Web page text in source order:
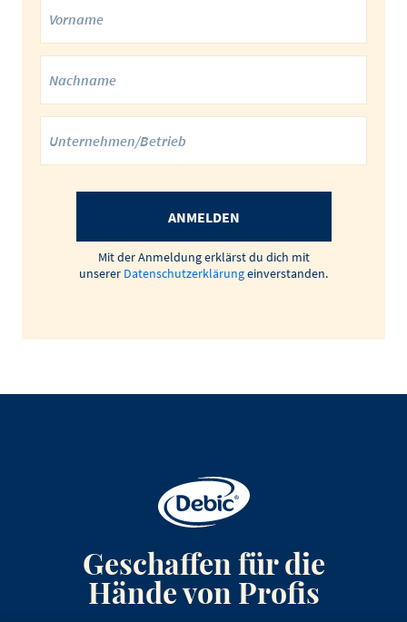
ANMELDEN
Mit der Anmeldung erklärst du dich mit
unserer Datenschutzerklärungeinverstanden.
Geschaffen für die
Hände von Profis